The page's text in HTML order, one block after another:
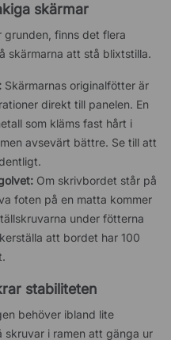
skärmar
grunden, finns det flera
skärmarna att stå blixtstilla.
Skärmarnas originalfötter är
direkt till panelen. En
som kläms fast hårt i
avsevärt bättre. Se till att
Om skrivbordet står på
foten på en matta kommer
under fötterna
att bordet har 100
stabiliteten
behöver ibland lite
skruvar i ramen att gänga ur